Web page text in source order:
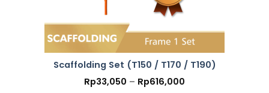
Scaffolding Set (T150 / T170 / T190)
Rp33,050 – Rp616,000